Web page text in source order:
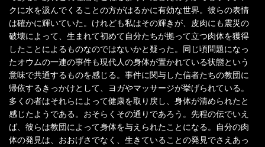
クに水を汲んでくることの方がはるかに有効な世界。彼らの表情
は確かに輝いていた。けれども私はその輝きが、皮肉にも震災の
破壊によって、生まれて初めて自分たちが拠って立つ肉体を獲得
したことによるものなのではないかと疑った。同じ頃問題になっ
たオウムの一連の事件も現代人の身体が置かれている状態という
意味で共通するものを感じる。事件に関与した信者たちの教団に
帰依するきっかけとして、ヨガやマッサージが挙げられている。
多くの者はそれらによって健康を取り戻し、身体が清められたと
感じたようである。おそらくその通りであろう。先程の伝でいえ
ば、彼らは教団によって身体を与えられたことになる。自分の肉
体の発見は、おおげさでなく、生きていることの発見でさえあっ